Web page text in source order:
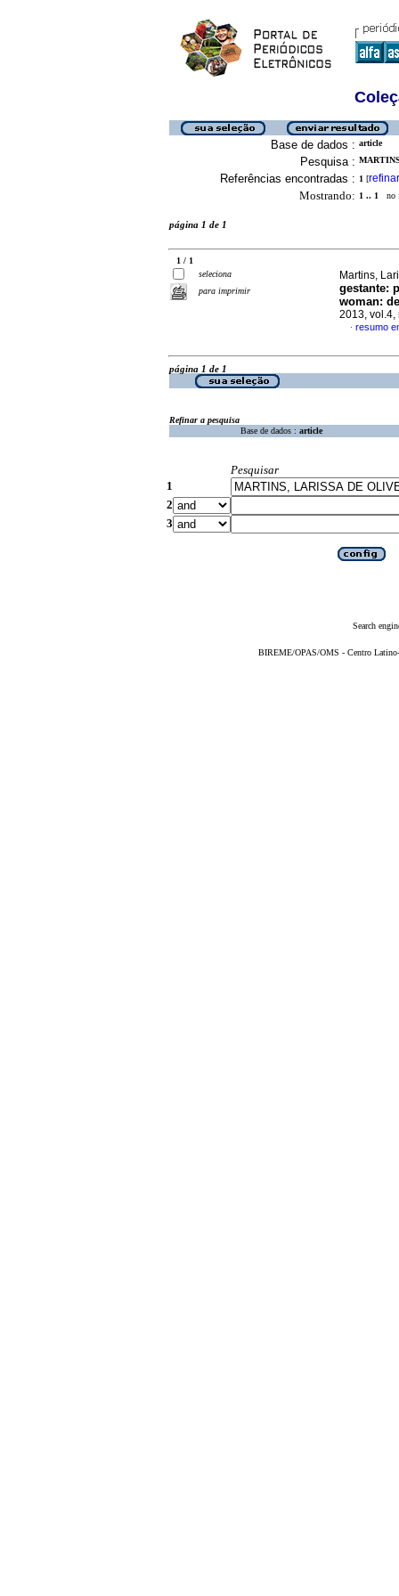
Base de dados : article
Pesquisa :
Referências encontradas : 1 [refinar
Mostrando: 1 .. 1 no
página 1 de 1
1 / 1
seleciona
para imprimir
Martins,
gestante:
woman:
2013, vol.4,
· resumo
página 1 de 1
Refinar a pesquisa
Base de dados : article
Pesquisar
1
2
3
Search
BIREME/OPAS/OMS - Centro Latino-